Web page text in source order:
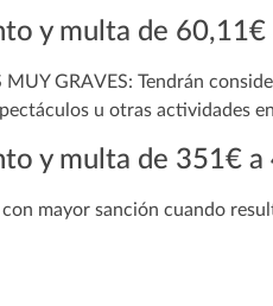
y multa de 60,11€
GRAVES: Tendrán
u otras actividades
y multa de 351€ a
mayor sanción cuando